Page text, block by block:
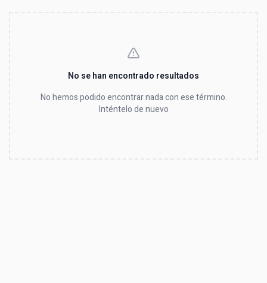
No se han encontrado resultados
No hemos podido encontrar nada con ese término.
Inténtelo de nuevo